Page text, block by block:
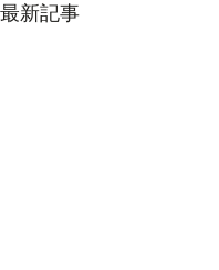
最新記事